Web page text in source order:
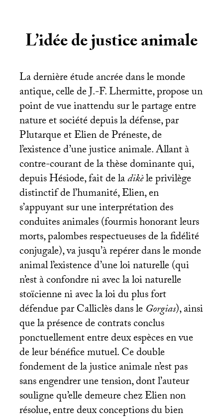
L’idée de justice animale
La dernière étude ancrée dans le monde
antique, celle de J.-F. Lhermitte, propose un
point de vue inattendu sur le partage entre
nature et société depuis la défense, par
Plutarque et Elien de Préneste, de
l’existence d’une justice animale. Allant à
contre-courant de la thèse dominante qui,
depuis Hésiode, fait de ladikèle privilège
distinctif de l’humanité, Elien, en
s’appuyant sur une interprétation des
conduites animales (fourmis honorant leurs
morts, palombes respectueuses de la fidélité
conjugale), va jusqu’à repérer dans le monde
animal l’existence d’une loi naturelle (qui
n’est à confondre ni avec la loi naturelle
stoïcienne ni avec la loi du plus fort
défendue par Calliclès dans leGorgias), ainsi
que la présence de contrats conclus
ponctuellement entre deux espèces en vue
de leur bénéfice mutuel. Ce double
fondement de la justice animale n’est pas
sans engendrer une tension, dont l’auteur
souligne qu’elle demeure chez Elien non
résolue, entre deux conceptions du bien